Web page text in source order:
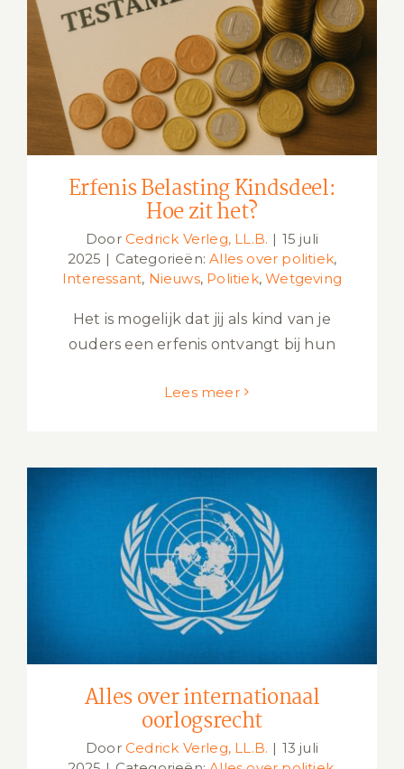
Erfenis Belasting Kindsdeel: Hoe zit
het?
Erfenis Belasting Kindsdeel:
Hoe zit het?
Door Cedrick Verleg, LL.B. | 15 juli
2025 | Categorieën:Alles over politiek,
Interessant, Nieuws, Politiek,Wetgeving
Het is mogelijk dat jij als kind van je
ouders een erfenis ontvangt bij hun
Lees meer
Alles over internationaal oorlogsrecht
Alles over internationaal
oorlogsrecht
Door Cedrick Verleg, LL.B. | 13 juli